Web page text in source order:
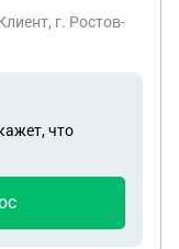
при
пенсии. Если
лет стажа
мне 65 лет
,будут
?
г. Ростов-
что